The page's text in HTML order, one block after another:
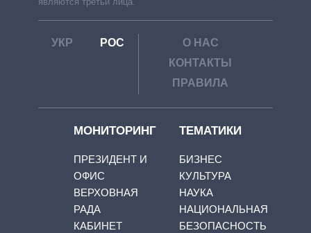
УКР РОС
О НАС
КОНТАКТЫ
ПРАВИЛА
МОНИТОРИНГ
ПРЕЗИДЕНТ И
ОФИС
ВЕРХОВНАЯ
РАДА
КАБИНЕТ
ТЕМАТИКИ
БИЗНЕС
КУЛЬТУРА
НАУКА
НАЦИОНАЛЬНАЯ
БЕЗОПАСНОСТЬ